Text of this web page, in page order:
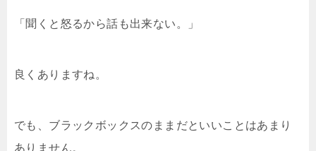
「聞くと怒るから話も出来ない。」
良くありますね。
でも、ブラックボックスのままだといいことはあまり
ありません。